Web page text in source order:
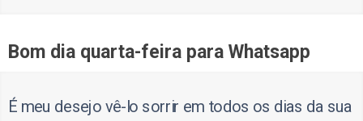
Bom dia quarta-feira para Whatsapp
É meu desejo vê-lo sorrir em todos os dias da sua